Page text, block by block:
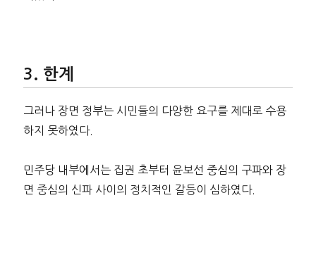
한계
그러나 장면 정부는 시민들의 다양한 요구를 제대로 수용
하지 못하였다.
민주당 내부에서는 집권 초부터 윤보선 중심의 구파와 장
면 중심의 신파 사이의 정치적인 갈등이 심하였다.